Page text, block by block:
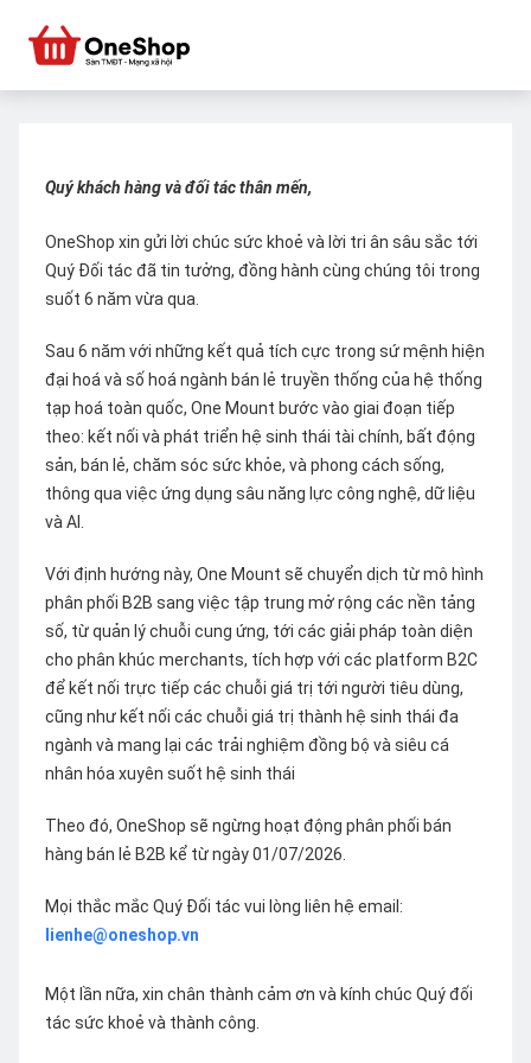
Quý khách hàng và đối tác thân mến,
OneShop xin gửi lời chúc sức khoẻ và lời tri ân sâu sắc tới
Quý Đối tác đã tin tưởng, đồng hành cùng chúng tôi trong
suốt 6 năm vừa qua.
Sau 6 năm với những kết quả tích cực trong sứ mệnh hiện
đại hoá và số hoá ngành bán lẻ truyền thống của hệ thống
tạp hoá toàn quốc, One Mount bước vào giai đoạn tiếp
theo: kết nối và phát triển hệ sinh thái tài chính, bất động
sản, bán lẻ, chăm sóc sức khỏe, và phong cách sống,
thông qua việc ứng dụng sâu năng lực công nghệ, dữ liệu
và AI.
Với định hướng này, One Mount sẽ chuyển dịch từ mô hình
phân phối B2B sang việc tập trung mở rộng các nền tảng
số, từ quản lý chuỗi cung ứng, tới các giải pháp toàn diện
cho phân khúc merchants, tích hợp với các platform B2C
để kết nối trực tiếp các chuỗi giá trị tới người tiêu dùng,
cũng như kết nối các chuỗi giá trị thành hệ sinh thái đa
ngành và mang lại các trải nghiệm đồng bộ và siêu cá
nhân hóa xuyên suốt hệ sinh thái
Theo đó, OneShop sẽ ngừng hoạt động phân phối bán
hàng bán lẻ B2B kể từ ngày 01/07/2026.
Mọi thắc mắc Quý Đối tác vui lòng liên hệ email:
lienhe@oneshop.vn
Một lần nữa, xin chân thành cảm ơn và kính chúc Quý đối
tác sức khoẻ và thành công.